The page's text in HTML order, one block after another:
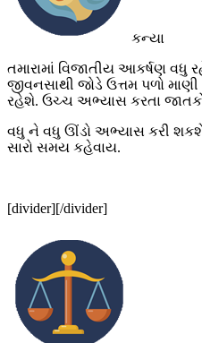
કન્યા
તમારામાં વિજાતીય આકર્ષણ
જીવનસાથી જોડે ઉત્તમ પળો
રહેશે. ઉચ્ચ અભ્યાસ કરતા
વધુ ને વધુ ઊંડો અભ્યાસ કરી
સારો સમય કહેવાય.
[divider][/divider]